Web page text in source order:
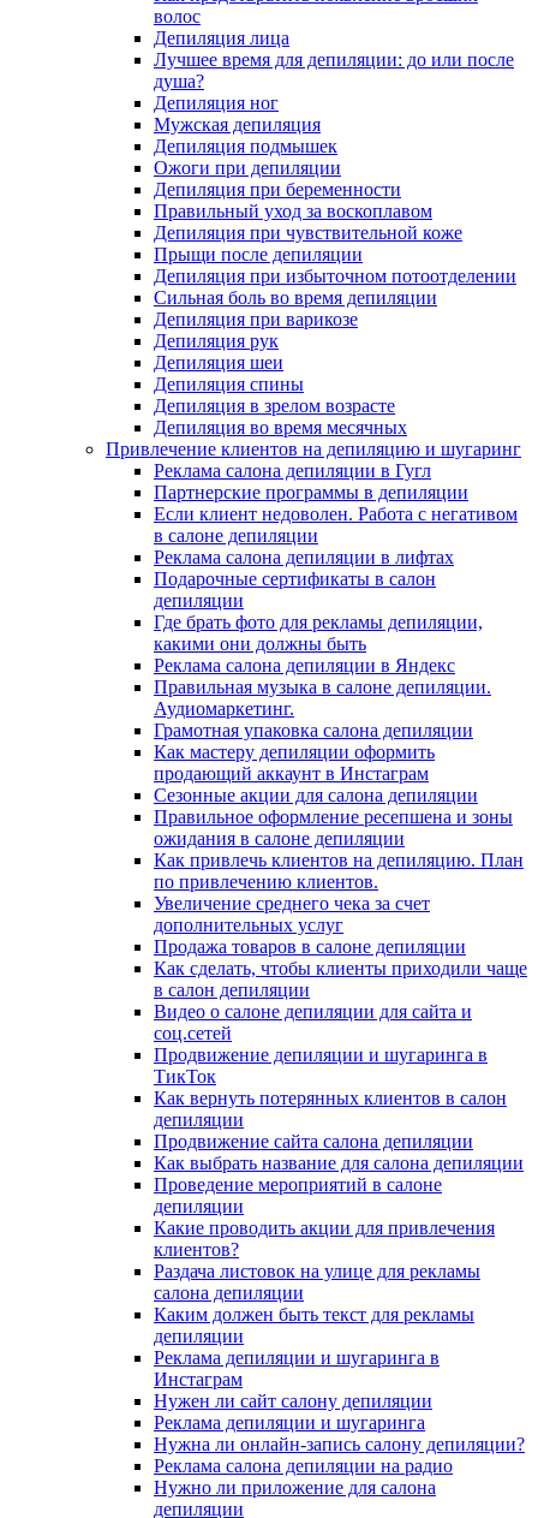
волос
Депиляция лица
Лучшее время для депиляции: до или после
душа?
Депиляция ног
Мужская депиляция
Депиляция подмышек
Ожоги при депиляции
Депиляция при беременности
Правильный уход за воскоплавом
Депиляция при чувствительной коже
Прыщи после депиляции
Депиляция при избыточном потоотделении
Сильная боль во время депиляции
Депиляция при варикозе
Депиляция рук
Депиляция шеи
Депиляция спины
Депиляция в зрелом возрасте
Депиляция во время месячных
Привлечение клиентов на депиляцию и шугаринг
Реклама салона депиляции в Гугл
Партнерские программы в депиляции
Если клиент недоволен. Работа с негативом
в салоне депиляции
Реклама салона депиляции в лифтах
Подарочные сертификаты в салон
депиляции
Где брать фото для рекламы депиляции,
какими они должны быть
Реклама салона депиляции в Яндекс
Правильная музыка в салоне депиляции.
Аудиомаркетинг.
Грамотная упаковка салона депиляции
Как мастеру депиляции оформить
продающий аккаунт в Инстаграм
Сезонные акции для салона депиляции
Правильное оформление ресепшена и зоны
ожидания в салоне депиляции
Как привлечь клиентов на депиляцию. План
по привлечению клиентов.
Увеличение среднего чека за счет
дополнительных услуг
Продажа товаров в салоне депиляции
Как сделать, чтобы клиенты приходили чаще
в салон депиляции
Видео о салоне депиляции для сайта и
соц.сетей
Продвижение депиляции и шугаринга в
ТикТок
Как вернуть потерянных клиентов в салон
депиляции
Продвижение сайта салона депиляции
Как выбрать название для салона депиляции
Проведение мероприятий в салоне
депиляции
Какие проводить акции для привлечения
клиентов?
Раздача листовок на улице для рекламы
салона депиляции
Каким должен быть текст для рекламы
депиляции
Реклама депиляции и шугаринга в
Инстаграм
Нужен ли сайт салону депиляции
Реклама депиляции и шугаринга
Нужна ли онлайн-запись салону депиляции?
Реклама салона депиляции на радио
Нужно ли приложение для салона
депиляции